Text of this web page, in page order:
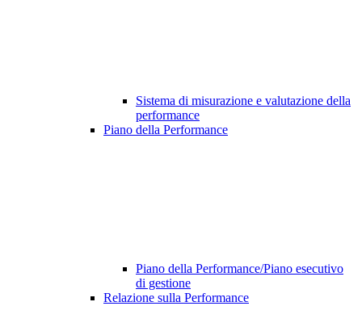
Sistema di misurazione e valutazione della
performance
Piano della Performance
Piano della Performance/Piano esecutivo
di gestione
Relazione sulla Performance